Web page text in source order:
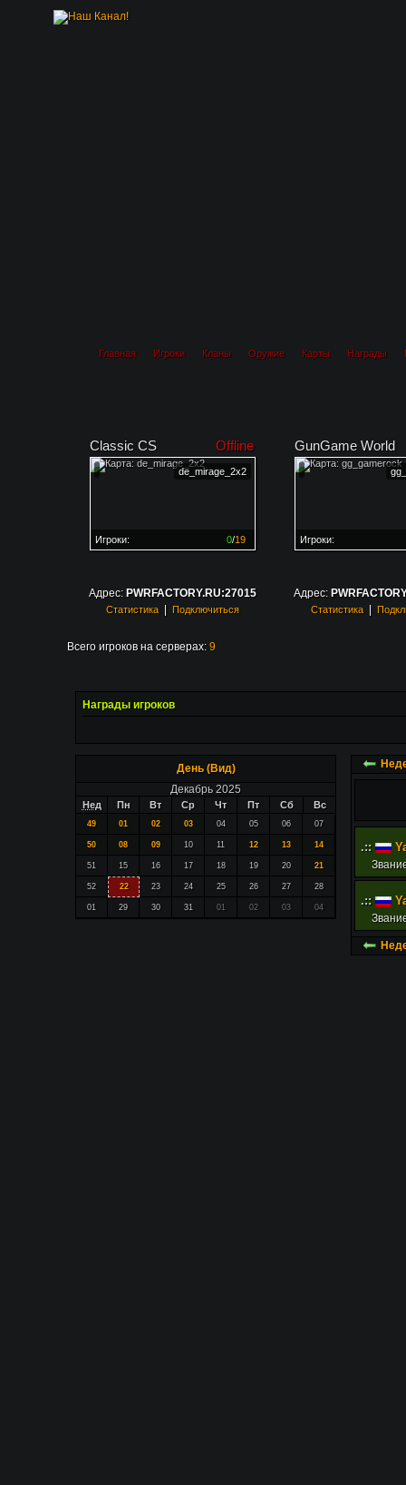
Главная Игроки Кланы Оружие Карты Награды
Classic CS Offline
de_mirage_2x2
0/19
Игроки:
GunGame World
Игроки:
Адрес: PWRFACTORY.RU:27015
Статистика| Подключиться
Адрес:
Статистика|
Всего игроков на серверах: 9
Награды игроков
День (Вид)
Декабрь 2025
Нед Пн Вт Ср Чт Пт Сб Вс
49 01 02 03 04 05 06 07
50 08 09 10 11 12 13 14
51 15 16 17 18 19 20 21
52 22 23 24 25 26 27 28
01 29 30 31 01 02 03 04
.::
.::